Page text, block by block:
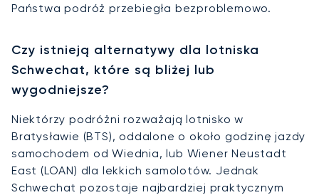
Państwa podróż przebiegła bezproblemowo.
Czy istnieją alternatywy dla lotniska
Schwechat, które są bliżej lub
wygodniejsze?
Niektórzy podróżni rozważają lotnisko w
Bratysławie (BTS), oddalone o około godzinę jazdy
samochodem od Wiednia, lub Wiener Neustadt
East (LOAN) dla lekkich samolotów. Jednak
Schwechat pozostaje najbardziej praktycznym